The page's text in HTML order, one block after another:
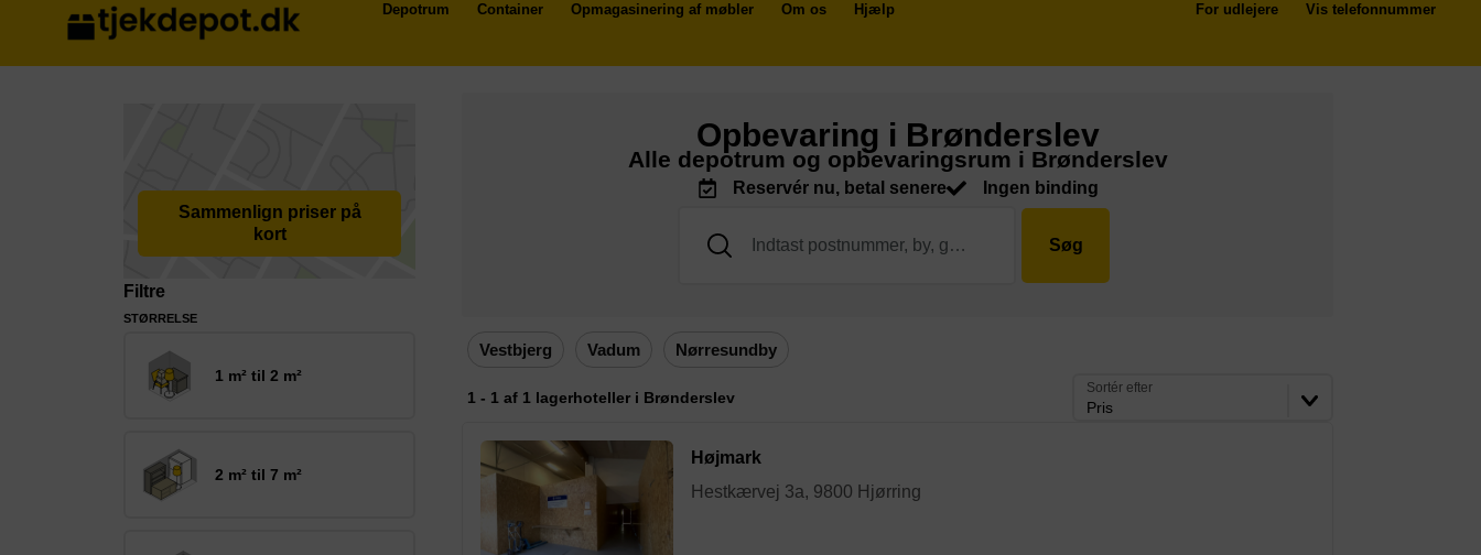
Depotrum Container Opmagasinering af møbler Om os Hjælp For udlejere Vis telefonnummer
Sammenlign priser på
kort
Filtre
STØRRELSE
1 m² til 2 m²
2 m² til 7 m²
Opbevaring i Brønderslev
Alle depotrum og opbevaringsrum i Brønderslev
Reservér nu, betal senere Ingen binding
Søg
Vestbjerg Vadum Nørresundby
1 - 1 af 1 lagerhoteller i Brønderslev
Pris
Sortér efter
Højmark
Hestkærvej 3a, 9800 Hjørring